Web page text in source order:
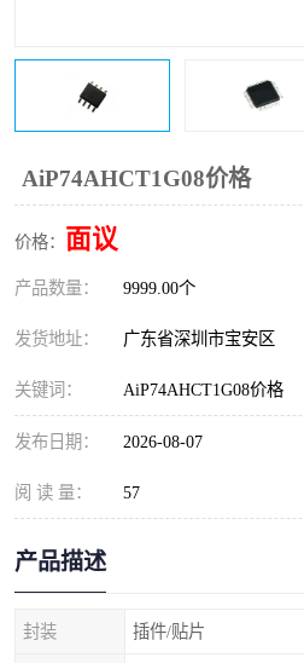
AiP74AHCT1G08价格
价格： 面议
产品数量： 9999.00个
发货地址： 广东省深圳市宝安区
关键词： AiP74AHCT1G08价格
发布日期： 2026-08-07
阅 读 量： 57
产品描述
封装 插件/贴片
FT61F022
FT61F021